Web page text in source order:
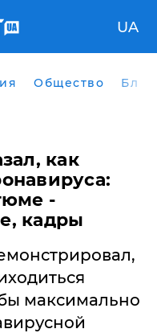
UA
Общество
как
-
кадры
максимально